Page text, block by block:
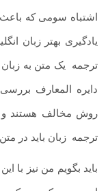
اشتباه سومی که باعث
یادگیری بهتر زبان
ترجمه یک متن به زبان
دایره المعارف
روش مخالف هستند و
ترجمه زبان باید در
باید بگویم من نیز با